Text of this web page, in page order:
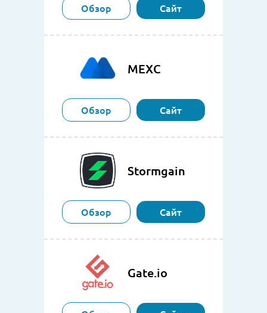
Обзор Сайт
MEXC
Обзор Сайт
Stormgain
Обзор Сайт
Gate.io